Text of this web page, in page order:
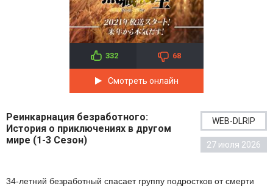
332 68
Смотреть онлайн
Реинкарнация безработного:
История о приключениях в другом
мире (1-3 Сезон)
WEB-DLRIP
27 июля 2026
34-летний безработный спасает группу подростков от смерти